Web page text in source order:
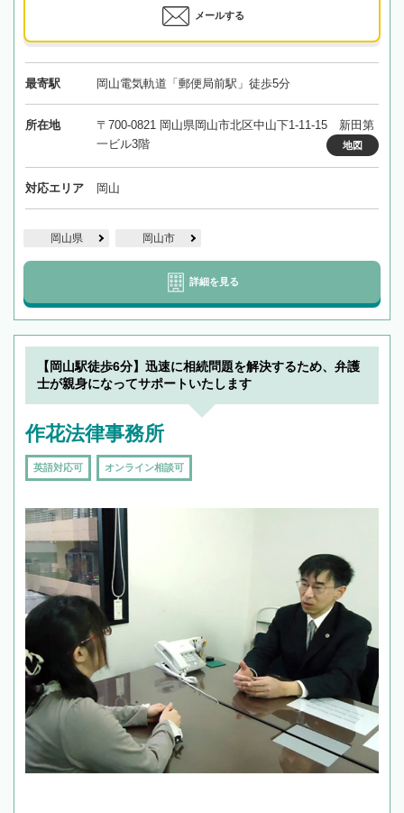
メールする
最寄駅 岡山電気軌道「郵便局前駅」徒歩5分
所在地
〒700-0821 岡山県岡山市北区中山下1-11-15 新田第
一ビル3階
地図
対応エリア 岡山
岡山県 岡山市
詳細を見る
【岡山駅徒歩6分】迅速に相続問題を解決するため、弁護
士が親身になってサポートいたします
作花法律事務所
英語対応可 オンライン相談可